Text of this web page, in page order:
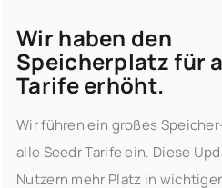
Wir haben den
Speicherplatz für
Tarife erhöht.
Wir führen ein großes
alle Seedr Tarife ein. Diese
Nutzern mehr Platz in